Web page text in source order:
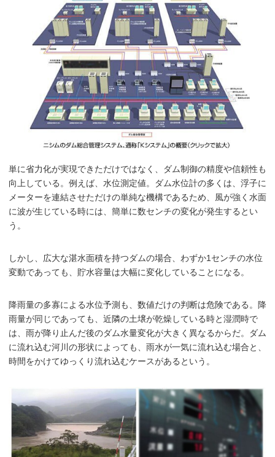
単に省力化が実現できただけではなく、ダム制御の精度や信頼性も
向上している。例えば、水位測定値。ダム水位計の多くは、浮子に
メーターを連結させただけの単純な機構であるため、風が強く水面
に波が生じている時には、簡単に数センチの変化が発生するとい
う。
しかし、広大な湛水面積を持つダムの場合、わずか1センチの水位
変動であっても、貯水容量は大幅に変化していることになる。
降雨量の多寡による水位予測も、数値だけの判断は危険である。降
雨量が同じであっても、近隣の土壌が乾燥している時と湿潤時で
は、雨が降り止んだ後のダム水量変化が大きく異なるからだ。ダム
に流れ込む河川の形状によっても、雨水が一気に流れ込む場合と、
時間をかけてゆっくり流れ込むケースがあるという。